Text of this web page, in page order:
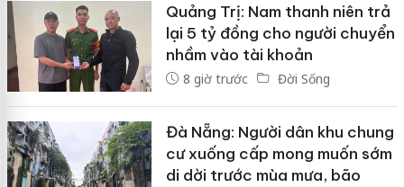
Quảng Trị: Nam thanh niên trả
lại 5 tỷ đồng cho người chuyển
nhầm vào tài khoản
8 giờ trước Đời Sống
Đà Nẵng: Người dân khu chung
cư xuống cấp mong muốn sớm
di dời trước mùa mưa, bão